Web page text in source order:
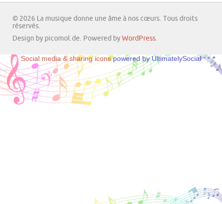
© 2026 La musique donne une âme à nos cœurs. Tous droits
réservés.
Design by picomol.de. Powered by WordPress.
Social media & sharing iconspowered by UltimatelySocial